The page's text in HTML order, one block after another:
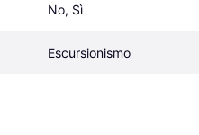
No, Sì
Escursionismo